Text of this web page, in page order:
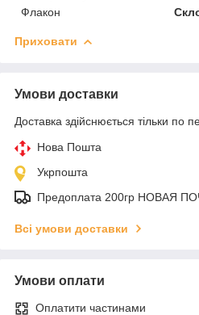
Флакон
Приховати
Умови доставки
Доставка здійснюється тільки по
Нова Пошта
Укрпошта
Предоплата 200гр НОВАЯ
Всі умови доставки
Умови оплати
Оплатити частинами